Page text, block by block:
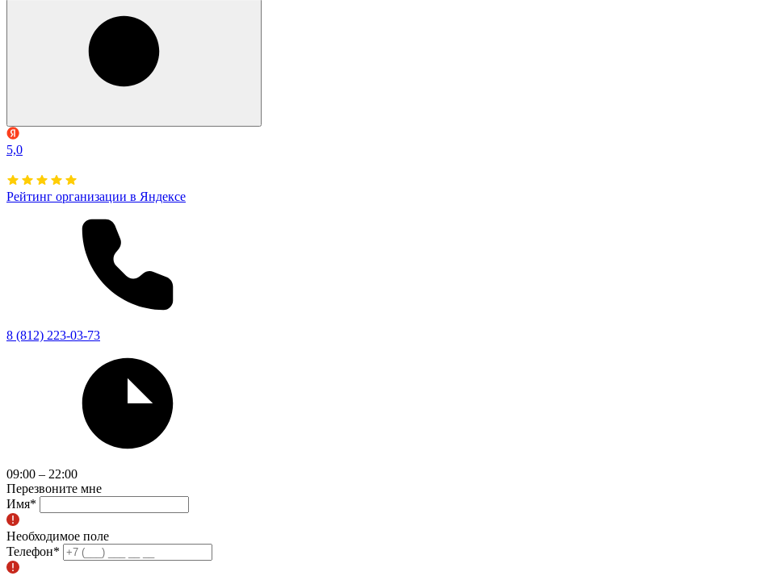
5,0
Рейтинг организации в Яндексе
8 (812) 223-03-73
09:00 – 22:00
Перезвоните мне
Имя*
Необходимое поле
Телефон*